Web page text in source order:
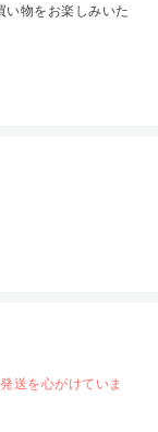
い物をお楽しみいた
送を心がけていま